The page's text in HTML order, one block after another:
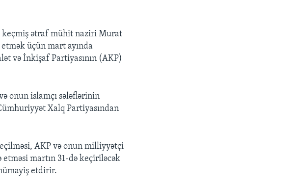
keçmiş ətraf mühit naziri Murat
üçün mart ayında
və İnkişaf Partiyasının (AKP)
onun islamçı sələflərinin
Xalq Partiyasından
AKP və onun milliyyətçi
martın 31-də keçiriləcək
etdirir.